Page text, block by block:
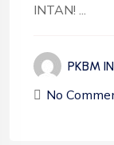
INTAN! ...
PKBM
No